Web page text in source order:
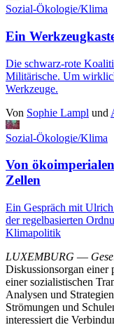
Sozial-Ökologie/Klima
Ein
Die schwarz-rote
Militärische. Um
Werkzeuge.
Von Sophie Lampl und
Sozial-Ökologie/Klima
Von
Zellen
Ein Gespräch mit
der regelbasierten
Klimapolitik
LUXEMBURG —
Diskussionsorgan einer
einer sozialistischen
Analysen und
Strömungen und
interessiert die